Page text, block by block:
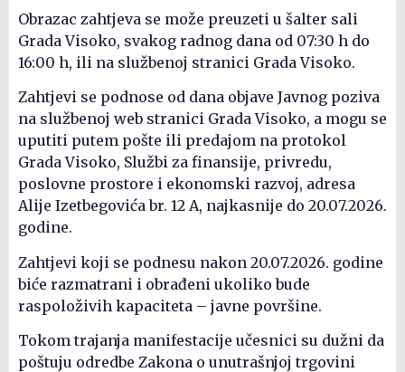
Obrazac zahtjeva se može preuzeti u šalter sali
Grada Visoko, svakog radnog dana od 07:30 h do
16:00 h, ili na službenoj stranici Grada Visoko.
Zahtjevi se podnose od dana objave Javnog poziva
na službenoj web stranici Grada Visoko, a mogu se
uputiti putem pošte ili predajom na protokol
Grada Visoko, Službi za finansije, privredu,
poslovne prostore i ekonomski razvoj, adresa
Alije Izetbegovića br. 12 A, najkasnije do 20.07.2026.
godine.
Zahtjevi koji se podnesu nakon 20.07.2026. godine
biće razmatrani i obrađeni ukoliko bude
raspoloživih kapaciteta – javne površine.
Tokom trajanja manifestacije učesnici su dužni da
poštuju odredbe Zakona o unutrašnjoj trgovini